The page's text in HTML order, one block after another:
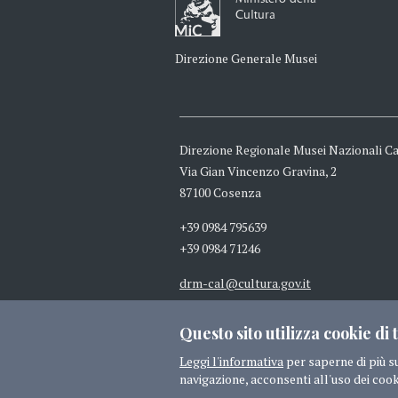
Cultura
Direzione Generale Musei
Direzione Regionale Musei Nazionali
Via Gian Vincenzo Gravina, 2
87100 Cosenza
+39 0984 795639
+39 0984 71246
drm-cal@cultura.gov.it
drm-cal@pec.cultura.gov.it
© 2016 MIBACT TUTTI I DIRITTI
Questo sito utilizza cookie
Leggi l'informativa per saperne di più
navigazione, acconsenti all'uso dei